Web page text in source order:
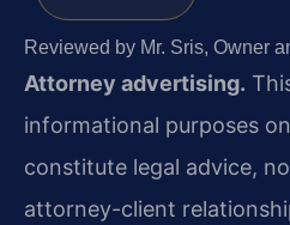
Reviewed by Mr. Sris, Owner
Attorney advertising.
informational purposes
constitute legal advice,
attorney-client